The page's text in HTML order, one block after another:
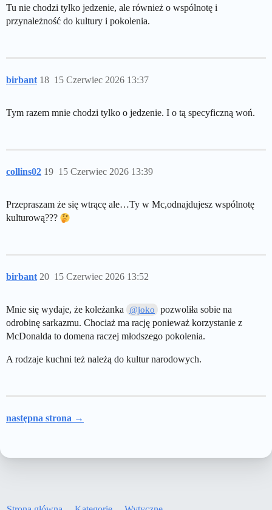
Tu nie chodzi tylko jedzenie, ale również o wspólnotę i
przynależność do kultury i pokolenia.
birbant 15 Czerwiec 2026 13:37
18
Tym razem mnie chodzi tylko o jedzenie. I o tą specyficzną woń.
collins02 15 Czerwiec 2026 13:39
19
Przepraszam że się wtrącę ale…Ty w Mc,odnajdujesz wspólnotę
kulturową???
birbant 15 Czerwiec 2026 13:52
20
Mnie się wydaje, że koleżanka @joko
pozwoliła sobie na
odrobinę sarkazmu. Chociaż ma rację ponieważ korzystanie z
McDonalda to domena raczej młodszego pokolenia.
A rodzaje kuchni też należą do kultur narodowych.
następna strona →